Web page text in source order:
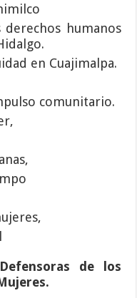
humanos
en Cuajimalpa.
comunitario.
de los